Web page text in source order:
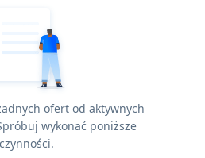
ofert od aktywnych
wykonać poniższe
czynności.